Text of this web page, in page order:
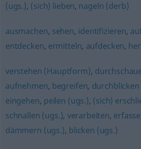
(ugs.), (sich) lieben, nageln (derb)
ausmachen, sehen, identifizieren,
entdecken, ermitteln, aufdecken,
verstehen (Hauptform),
aufnehmen, begreifen, durchblicken
eingehen, peilen (ugs.), (sich)
schnallen (ugs.), verarbeiten,
dämmern (ugs.), blicken (ugs.)